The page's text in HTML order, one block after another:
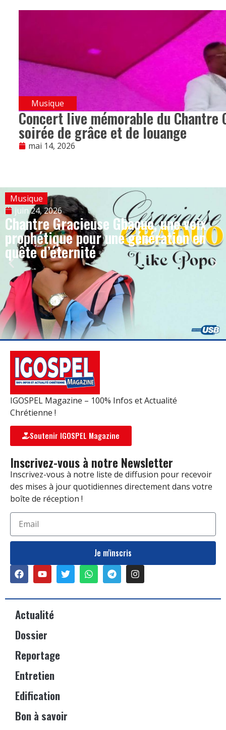
Musique
Concert live mémorable du Chantre
soirée de grâce et de louange
mai 14, 2026
Musique
juin 24, 2026
Chantre Gracieuse Gbaouo, une voix
prophétique pour une génération en
quête d’éternité
IGOSPEL Magazine – 100% Infos et Actualité
Chrétienne !
Soutenir IGOSPEL Magazine
Inscrivez-vous à notre Newsletter
Inscrivez-vous à notre liste de diffusion pour recevoir
des mises à jour quotidiennes directement dans votre
boîte de réception !
Je m'inscris
Actualité
Dossier
Reportage
Entretien
Edification
Bon à savoir